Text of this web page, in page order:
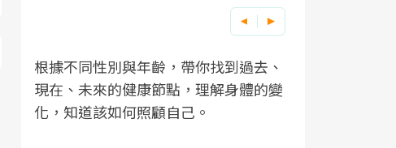
根據不同性別與年齡，帶你找到過去、
現在、未來的健康節點，理解身體的變
化，知道該如何照顧自己。